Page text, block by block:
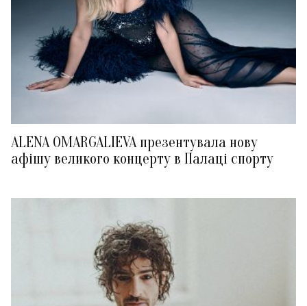
ALENA OMARGALIEVA презентувала нову
афішу великого концерту в Палаці спорту